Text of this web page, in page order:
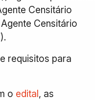
Censitário
Agente Censitário
requisitos para
o edital, as